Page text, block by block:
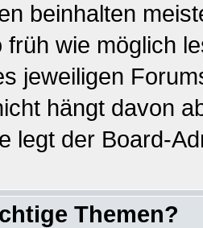
beinhalten
früh wie möglich
jeweiligen
hängt davon
legt der Board-
Themen?